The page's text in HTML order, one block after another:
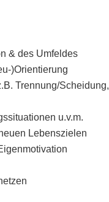
& des Umfeldes
)Orientierung
Trennung/Scheidung,
u.v.m.
Lebenszielen